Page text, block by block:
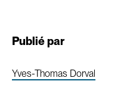
Publié par
Yves-Thomas Dorval